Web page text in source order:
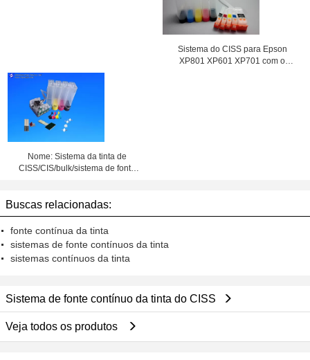
Sistema do CISS para Epson
XP801 XP601 XP701 com o
Nome: Sistema da tinta de
CISS/CIS/bulk/sistema de fonte
Buscas relacionadas:
fonte contínua da tinta
sistemas de fonte contínuos da tinta
sistemas contínuos da tinta
Sistema de fonte contínuo da tinta do CISS
Veja todos os produtos